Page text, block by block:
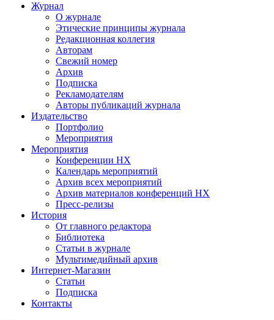
Журнал
О журнале
Этические принципы журнала
Редакционная коллегия
Авторам
Свежий номер
Архив
Подписка
Рекламодателям
Авторы публикаций журнала
Издательство
Портфолио
Мероприятия
Мероприятия
Конференции НХ
Календарь мероприятий
Архив всех мероприятий
Архив материалов конференций НХ
Пресс-релизы
История
От главного редактора
Библиотека
Статьи в журнале
Мультимедийный архив
Интернет-Магазин
Статьи
Подписка
Контакты